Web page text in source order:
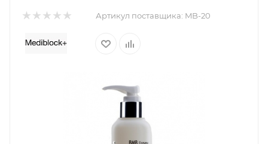
Артикул поставщика: MB-20